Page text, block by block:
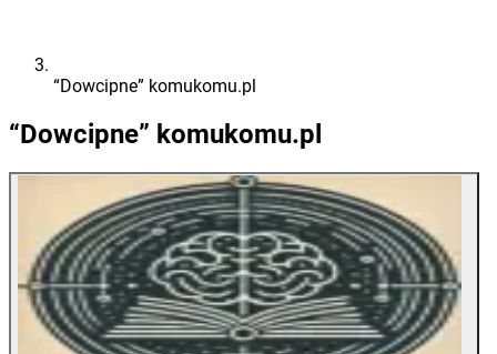
“Dowcipne” komukomu.pl
“Dowcipne” komukomu.pl